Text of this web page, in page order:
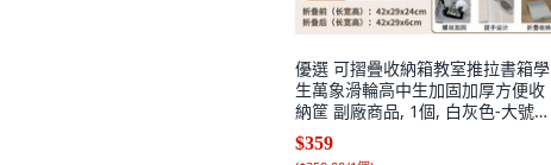
優選 可摺疊收納箱教室推拉書箱學
生萬象滑輪高中生加固加厚方便收
納筐 副廠商品, 1個, 白灰色-大號手
$359